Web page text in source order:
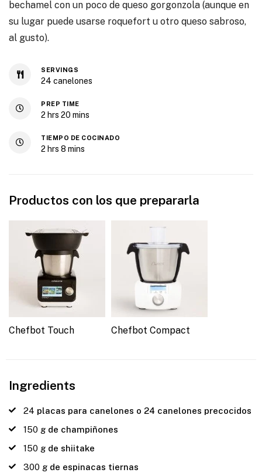
bechamel con un poco de queso gorgonzola (aunque en
su lugar puede usarse roquefort u otro queso sabroso,
al gusto).
SERVINGS
24 canelones
PREP TIME
2 hrs 20 mins
TIEMPO DE COCINADO
2 hrs 8 mins
Productos con los que prepararla
Chefbot Touch Chefbot Compact
Ingredients
24 placas para canelones o 24 canelones precocidos
150 g de champiñones
150 g de shiitake
300 g de espinacas tiernas